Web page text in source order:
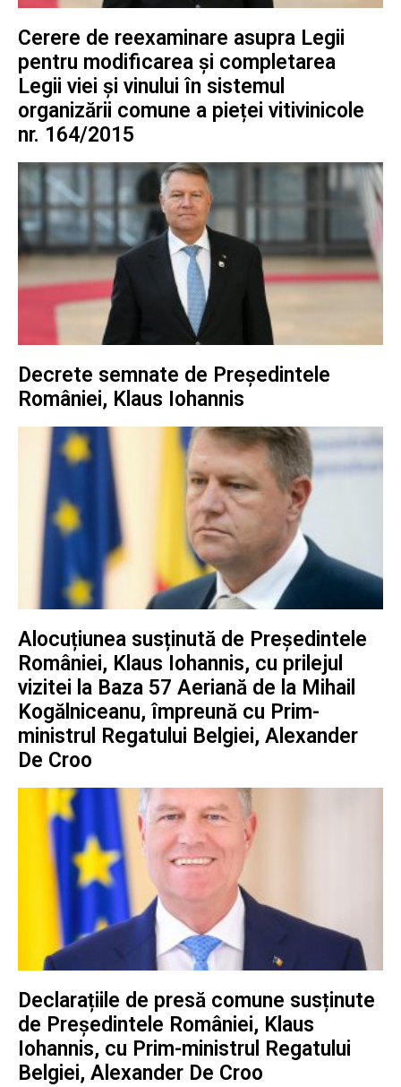
Cerere de reexaminare asupra Legii
pentru modificarea și completarea
Legii viei și vinului în sistemul
organizării comune a pieței vitivinicole
nr. 164/2015
Decrete semnate de Președintele
României, Klaus Iohannis
Alocuțiunea susținută de Președintele
României, Klaus Iohannis, cu prilejul
vizitei la Baza 57 Aeriană de la Mihail
Kogălniceanu, împreună cu Prim-
ministrul Regatului Belgiei, Alexander
De Croo
Declarațiile de presă comune susținute
de Președintele României, Klaus
Iohannis, cu Prim-ministrul Regatului
Belgiei, Alexander De Croo